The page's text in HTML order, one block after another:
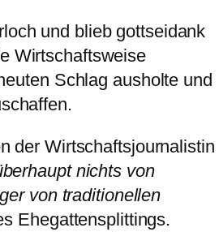
und blieb gottseidank
Wirtschaftsweise
Schlag ausholte und
der Wirtschaftsjournalistin
nichts von
von traditionellen
Ehegattensplittings.